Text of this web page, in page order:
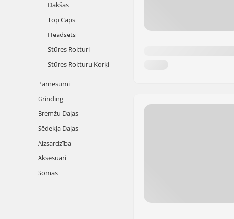
Dakšas
Top Caps
Headsets
Stūres Rokturi
Stūres Rokturu Korķi
Pārnesumi
Grinding
Bremžu Daļas
Sēdekļa Daļas
Aizsardzība
Aksesuāri
Somas